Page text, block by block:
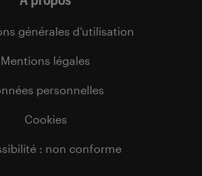
générales d’utilisation
Mentions légales
personnelles
Cookies
: non conforme